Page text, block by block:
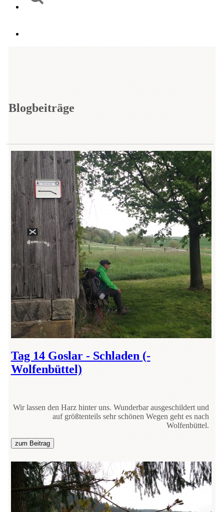
Blogbeiträge
Tag 14 Goslar - Schladen (-
Wolfenbüttel)
Wir lassen den Harz hinter uns. Wunderbar ausgeschildert und
auf größtenteils sehr schönen Wegen geht es nach
Wolfenbüttel.
zum Beitrag